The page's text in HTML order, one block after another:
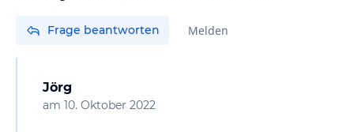
Frage beantworten Melden
Jörg
am 10. Oktober 2022